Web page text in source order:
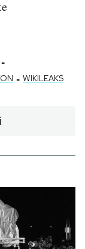
-
- WIKILEAKS